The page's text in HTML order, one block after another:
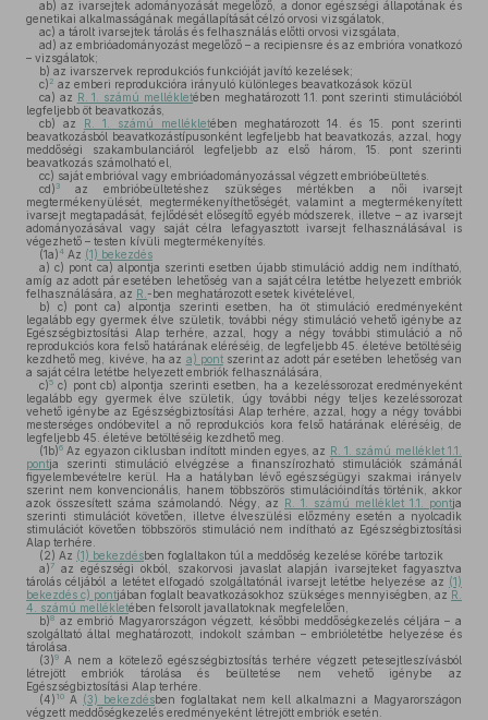
ab) az ivarsejtek adományozását megelőző, a donor egészségi állapotának és
genetikai alkalmasságának megállapítását célzó orvosi vizsgálatok,
ac) a tárolt ivarsejtek tárolás és felhasználás előtti orvosi vizsgálata,
ad) az embrióadományozást megelőző – a recipiensre és az embrióra vonatkozó
– vizsgálatok;
b) az ivarszervek reprodukciós funkcióját javító kezelések;
c) 2 az emberi reprodukcióra irányuló különleges beavatkozások közül
ca) az R. 1. számú mellékletében meghatározott 1.1. pont szerinti stimulációból
legfeljebb öt beavatkozás,
cb) az R. 1. számú mellékletében meghatározott 14. és 15. pont szerinti
beavatkozásból beavatkozástípusonként legfeljebb hat beavatkozás, azzal, hogy
meddőségi szakambulanciáról legfeljebb az első három, 15. pont szerinti
beavatkozás számolható el,
cc) saját embrióval vagy embrióadományozással végzett embrióbeültetés.
cd) 3
az embrióbeültetéshez szükséges mértékben a női ivarsejt
megtermékenyülését, megtermékenyíthetőségét, valamint a megtermékenyített
ivarsejt megtapadását, fejlődését elősegítő egyéb módszerek, illetve – az ivarsejt
adományozásával vagy saját célra lefagyasztott ivarsejt felhasználásával is
végezhető – testen kívüli megtermékenyítés.
(1a)4 Az (1) bekezdés
a) c) pont ca) alpontja szerinti esetben újabb stimuláció addig nem indítható,
amíg az adott pár esetében lehetőség van a saját célra letétbe helyezett embriók
felhasználására, az R. -ben meghatározott esetek kivételével,
b) c) pont ca) alpontja szerinti esetben, ha öt stimuláció eredményeként
legalább egy gyermek élve születik, további négy stimuláció vehető igénybe az
Egészségbiztosítási Alap terhére, azzal, hogy a négy további stimuláció a nő
reprodukciós kora felső határának eléréséig, de legfeljebb 45. életéve betöltéséig
kezdhető meg, kivéve, ha az a) pontszerint az adott pár esetében lehetőség van
a saját célra letétbe helyezett embriók felhasználására,
c)5 c) pont cb) alpontja szerinti esetben, ha a kezeléssorozat eredményeként
legalább egy gyermek élve születik, úgy további négy teljes kezeléssorozat
vehető igénybe az Egészségbiztosítási Alap terhére, azzal, hogy a négy további
mesterséges ondóbevitel a nő reprodukciós kora felső határának eléréséig, de
legfeljebb 45. életéve betöltéséig kezdhető meg.
(1b)6 Az egyazon ciklusban indított minden egyes, az R. 1. számú melléklet 1.1.
pontja szerinti stimuláció elvégzése a finanszírozható stimulációk számánál
figyelembevételre kerül. Ha a hatályban lévő egészségügyi szakmai irányelv
szerint nem konvencionális, hanem többszörös stimulációindítás történik, akkor
azok összesített száma számolandó. Négy, az R. 1. számú melléklet 1.1. pontja
szerinti stimulációt követően, illetve élveszülési előzmény esetén a nyolcadik
stimulációt követően többszörös stimuláció nem indítható az Egészségbiztosítási
Alap terhére.
(2) Az (1) bekezdésben foglaltakon túl a meddőség kezelése körébe tartozik
a)7
az egészségi okból, szakorvosi javaslat alapján ivarsejteket fagyasztva
tárolás céljából a letétet elfogadó szolgáltatónál ivarsejt letétbe helyezése az (1)
bekezdés c) pontjában foglalt beavatkozásokhoz szükséges mennyiségben, az R.
4. számú mellékletében felsorolt javallatoknak megfelelően,
b)8 az embrió Magyarországon végzett, későbbi meddőségkezelés céljára – a
szolgáltató által meghatározott, indokolt számban – embrióletétbe helyezése és
tárolása.
(3)9 A nem a kötelező egészségbiztosítás terhére végzett petesejtleszívásból
létrejött embriók tárolása és beültetése nem vehető igénybe az
Egészségbiztosítási Alap terhére.
(4) 10 A (3) bekezdésben foglaltakat nem kell alkalmazni a Magyarországon
végzett meddőségkezelés eredményeként létrejött embriók esetén.